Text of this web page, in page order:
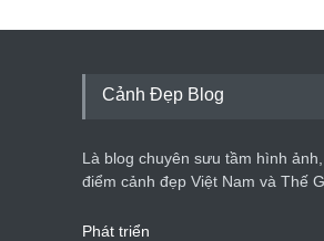
Tam giác mạch
du lịch quốc gia
Cảnh đẹp Việt Nam
Cảnh Đẹp Blog
Là blog chuyên sưu tầm hình
điểm cảnh đẹp Việt Nam và Thế
Phát triển